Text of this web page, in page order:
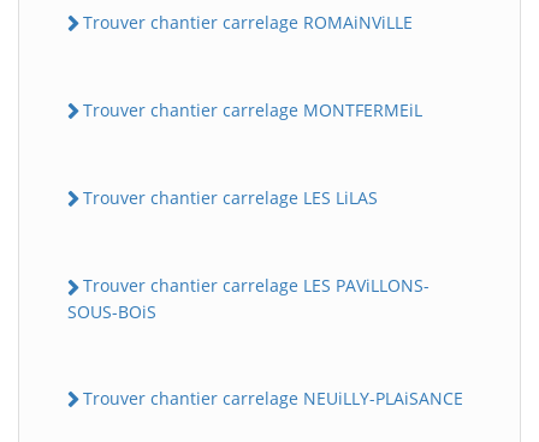
Trouver chantier carrelage ROMAiNViLLE
Trouver chantier carrelage MONTFERMEiL
Trouver chantier carrelage LES LiLAS
Trouver chantier carrelage LES PAViLLONS-
SOUS-BOiS
Trouver chantier carrelage NEUiLLY-PLAiSANCE